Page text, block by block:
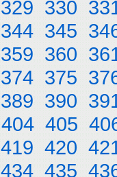
329 330
344 345
359 360
374 375
389 390
404 405
419 420
434 435